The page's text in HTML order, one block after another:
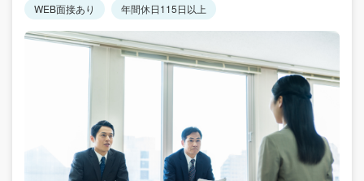
WEB面接あり
年間休日115日以上